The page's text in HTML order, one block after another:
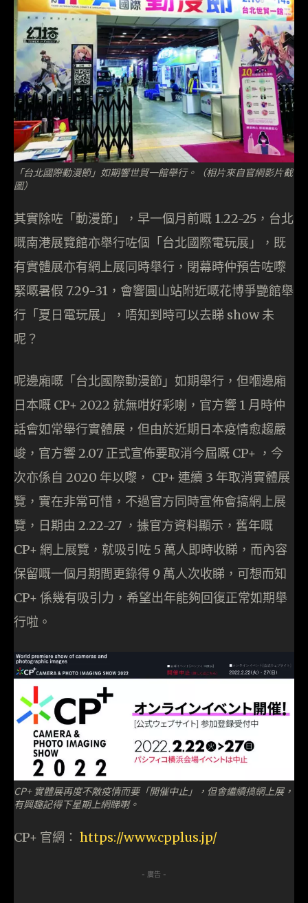
「台北國際動漫節」如期響世貿一館舉行。（相片來自官網影片截
圖）
其實除咗「動漫節」，早一個月前嘅 1.22-25，台北
嘅南港展覽館亦舉行咗個「台北國際電玩展」，既
有實體展亦有網上展同時舉行，閉幕時仲預告咗嚟
緊嘅暑假 7.29-31，會響圓山站附近嘅花博爭艷館舉
行「夏日電玩展」，唔知到時可以去睇 show 未
呢？
呢邊廂嘅「台北國際動漫節」如期舉行，但嗰邊廂
日本嘅 CP+ 2022 就無咁好彩喇，官方響 1 月時仲
話會如常舉行實體展，但由於近期日本疫情愈趨嚴
峻，官方響 2.07 正式宣佈要取消今屆嘅 CP+ ，今
次亦係自 2020 年以嚟， CP+ 連續 3 年取消實體展
覽，實在非常可惜，不過官方同時宣佈會搞網上展
覽，日期由 2.22-27 ，據官方資料顯示，舊年嘅
CP+ 網上展覽，就吸引咗 5 萬人即時收睇，而內容
保留嘅一個月期間更錄得 9 萬人次收睇，可想而知
CP+ 係幾有吸引力，希望出年能夠回復正常如期舉
行啦。
CP+ 實體展再度不敵疫情而要「開催中止」，但會繼續搞網上展，
有興趣記得下星期上網睇喇。
CP+ 官網： https://www.cpplus.jp/
- 廣告 -